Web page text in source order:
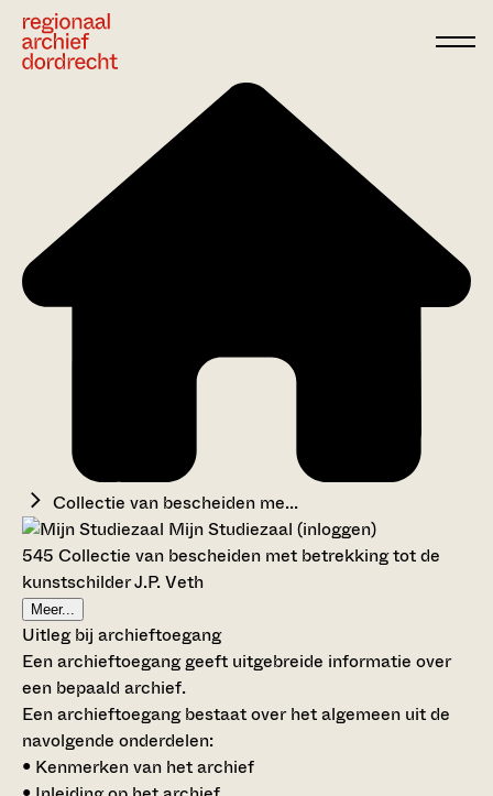
Collectie van bescheiden me...
Mijn Studiezaal (inloggen)
545 Collectie van bescheiden met betrekking tot de
kunstschilder J.P. Veth
Meer...
Uitleg bij archieftoegang
Een archieftoegang geeft uitgebreide informatie over
een bepaald archief.
Een archieftoegang bestaat over het algemeen uit de
navolgende onderdelen:
• Kenmerken van het archief